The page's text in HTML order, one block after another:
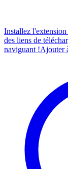
Installez
des liens de
naviguant !Ajouter